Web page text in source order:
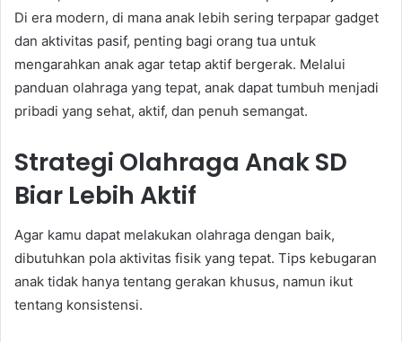
Di era modern, di mana anak lebih sering terpapar gadget
dan aktivitas pasif, penting bagi orang tua untuk
mengarahkan anak agar tetap aktif bergerak. Melalui
panduan olahraga yang tepat, anak dapat tumbuh menjadi
pribadi yang sehat, aktif, dan penuh semangat.
Strategi Olahraga Anak SD
Biar Lebih Aktif
Agar kamu dapat melakukan olahraga dengan baik,
dibutuhkan pola aktivitas fisik yang tepat. Tips kebugaran
anak tidak hanya tentang gerakan khusus, namun ikut
tentang konsistensi.